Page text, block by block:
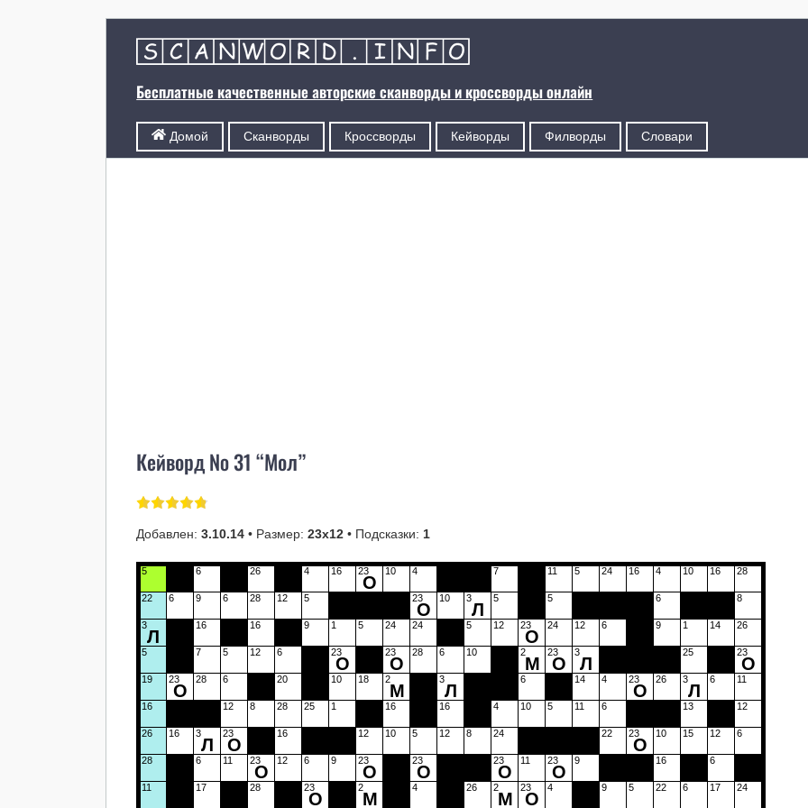
Бесплатные качественные авторские сканворды и кроссворды онлайн
Домой Сканворды Кроссворды Кейворды Филворды Словари
Кейворд № 31 “Мол”
Добавлен:3.10.14 • Размер:23х12 • Подсказки: 1
5 6 26 4 16 23
О
10 4 7 11 5 24 16 4 10 16 28
22 6 9 6 28 12 5 23
О
10 3
Л
5 5 6 8
3
Л
16 16 9 1 5 24 24 5 12 23
О
24 12 6 9 1 14 26
5 7 5 12 6 23
О
23
О
28 6 10 2
М
23
О
3
Л
25 23
О
19 23
О
28 6 20 10 18 2
М
3
Л
6 14 4 23
О
26 3
Л
6 11
16 12 8 28 25 1 16 16 4 10 5 11 6 13 12
26 16 3
Л
23
О
16 12 10 5 12 8 24 22 23
О
10 15 12 6
28 6 11 23
О
12 6 9 23
О
23
О
23
О
11 23
О
9 16 6
11 17 28 23
О
2
М
4 26 2
М
23
О
4 9 5 22 6 17 24